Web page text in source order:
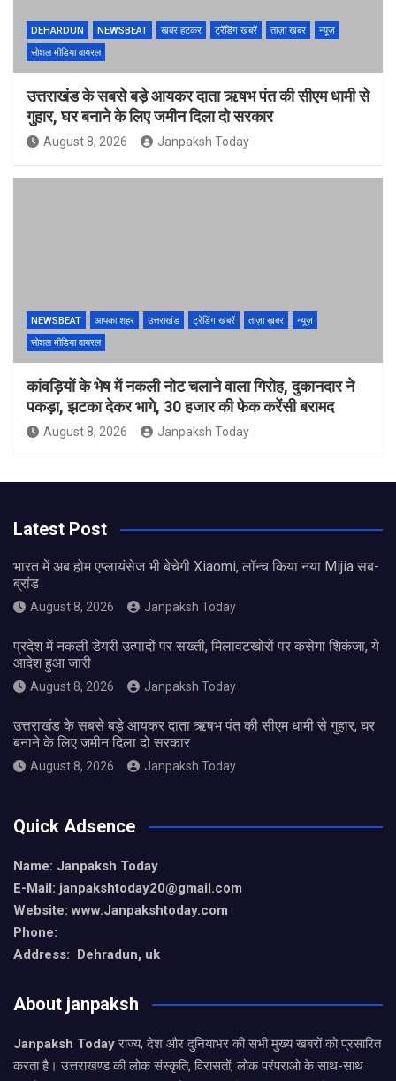
DEHARDUN NEWSBEAT खबर हटकर ट्रेंडिंग खबरें ताज़ा ख़बर
न्यूज़
सोशल मीडिया वायरल
उत्तराखंड के सबसे बड़े आयकर दाता ऋषभ पंत की सीएम धामी से
गुहार, घर बनाने के लिए जमीन दिला दो सरकार
August 8, 2026 Janpaksh Today
NEWSBEAT आपका शहर उत्तराखंड ट्रेंडिंग खबरें ताज़ा ख़बर
न्यूज़
सोशल मीडिया वायरल
कांवड़ियों के भेष में नकली नोट चलाने वाला गिरोह, दुकानदार ने
पकड़ा, झटका देकर भागे, 30 हजार की फेक करेंसी बरामद
August 8, 2026 Janpaksh Today
Latest Post
भारत में अब होम एप्लायंसेज भी बेचेगी Xiaomi, लॉन्च किया नया Mijia सब-
ब्रांड
August 8, 2026 Janpaksh Today
प्रदेश में नकली डेयरी उत्पादों पर सख्ती, मिलावटखोरों पर कसेगा शिकंजा, ये
आदेश हुआ जारी
August 8, 2026 Janpaksh Today
उत्तराखंड के सबसे बड़े आयकर दाता ऋषभ पंत की सीएम धामी से गुहार, घर
बनाने के लिए जमीन दिला दो सरकार
August 8, 2026 Janpaksh Today
Quick Adsence
Name: Janpaksh Today
E-Mail: janpakshtoday20@gmail.com
Website: www.Janpakshtoday.com
Phone:
Address: Dehradun, uk
About janpaksh
Janpaksh Todayराज्य, देश और दुनियाभर की सभी मुख्य खबरों को प्रसारित
करता है। उत्तराखण्ड की लोक संस्कृति, विरासतों, लोक परंपराओ के साथ-साथ